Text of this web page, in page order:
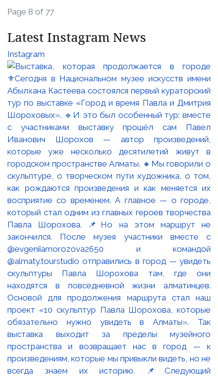
Page 8 of 77
Latest Instagram News
Instagram